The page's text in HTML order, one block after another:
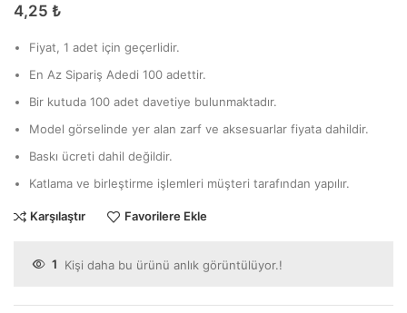
4,25 ₺
Fiyat, 1 adet için geçerlidir.
En Az Sipariş Adedi 100 adettir.
Bir kutuda 100 adet davetiye bulunmaktadır.
Model görselinde yer alan zarf ve aksesuarlar fiyata dahildir.
Baskı ücreti dahil değildir.
Katlama ve birleştirme işlemleri müşteri tarafından yapılır.
Karşılaştır Favorilere Ekle
1 Kişi daha bu ürünü anlık görüntülüyor.!